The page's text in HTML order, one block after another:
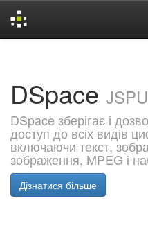
DSpace
DSpace зберігає і
доступ до всіх видів
включаючи текст,
зображення, MPEG і
Дізнатися більше